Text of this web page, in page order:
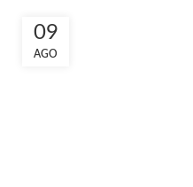
09
AGO